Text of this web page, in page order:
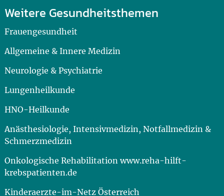
Weitere Gesundheitsthemen
Frauengesundheit
Allgemeine & Innere Medizin
Neurologie & Psychiatrie
Lungenheilkunde
HNO-Heilkunde
Anästhesiologie, Intensivmedizin, Notfallmedizin &
Schmerzmedizin
Onkologische Rehabilitation www.reha-hilft-
krebspatienten.de
Kinderaerzte-im-Netz Österreich